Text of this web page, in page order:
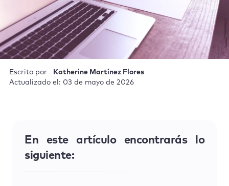
Escrito por
Katherine Martinez Flores
Actualizado el: 03 de mayo de 2026
En este artículo encontrarás lo
siguiente: